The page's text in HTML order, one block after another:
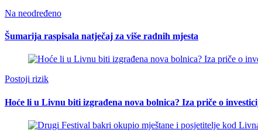
Na neodređeno
Šumarija raspisala natječaj za više radnih mjesta
Postoji rizik
Hoće li u Livnu biti izgrađena nova bolnica? Iza priče o